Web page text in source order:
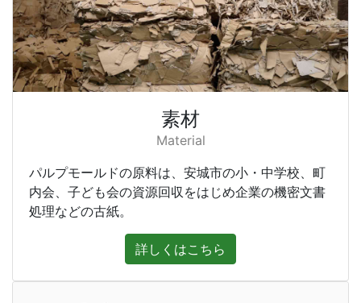
素材
Material
パルプモールドの原料は、安城市の小・中学校、町
内会、子ども会の資源回収をはじめ企業の機密文書
処理などの古紙。
詳しくはこちら